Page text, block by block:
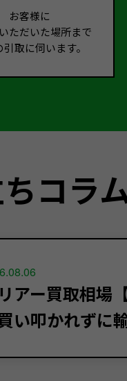
お客様に
ただいた場所まで
取に伺います。
コラ
アー買取相場
い叩かれずに